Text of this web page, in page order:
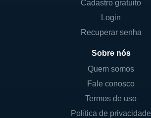
Cadastro gratuito
Login
Recuperar senha
Sobre nós
Quem somos
Fale conosco
Termos de uso
Política de privacidade